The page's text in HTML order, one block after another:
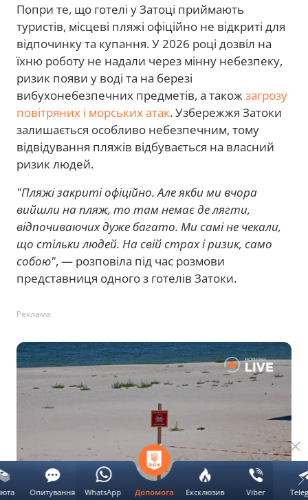
Попри те, що готелі у Затоці приймають
туристів, місцеві пляжі офіційно не відкриті для
відпочинку та купання. У 2026 році дозвіл на
їхню роботу не надали через мінну небезпеку,
ризик появи у воді та на березі
вибухонебезпечних предметів, а також загрозу
повітряних і морських атак. Узбережжя Затоки
залишається особливо небезпечним, тому
відвідування пляжів відбувається на власний
ризик людей.
"Пляжі закриті офіційно. Але якби ми вчора
вийшли на пляж, то там немає де лягти,
відпочиваючих дуже багато. Ми самі не чекали,
що стільки людей. На свій страх і ризик, само
собою", — розповіла під час розмови
представниця одного з готелів Затоки.
Реклама
Допомога Ексклюзив Viber
Опитування WhatsApp